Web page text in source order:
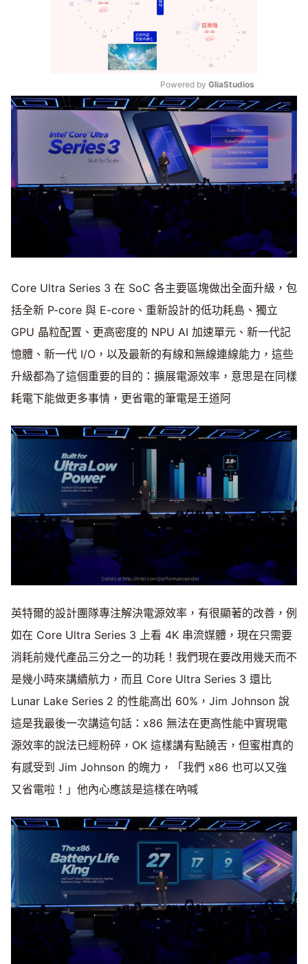
Mute
Powered by GliaStudios
Core Ultra Series 3 在 SoC 各主要區塊做出全面升級，包
括全新 P-core 與 E-core、重新設計的低功耗島、獨立
GPU 晶粒配置、更高密度的 NPU AI 加速單元、新一代記
憶體、新一代 I/O，以及最新的有線和無線連線能力，這些
升級都為了這個重要的目的：擴展電源效率，意思是在同樣
耗電下能做更多事情，更省電的筆電是王道阿
英特爾的設計團隊專注解決電源效率，有很顯著的改善，例
如在 Core Ultra Series 3 上看 4K 串流媒體，現在只需要
消耗前幾代產品三分之一的功耗！我們現在要改用幾天而不
是幾小時來講續航力，而且 Core Ultra Series 3 還比
Lunar Lake Series 2 的性能高出 60%，Jim Johnson 說
這是我最後一次講這句話：x86 無法在更高性能中實現電
源效率的說法已經粉碎，OK 這樣講有點饒舌，但蜜柑真的
有感受到 Jim Johnson 的魄力，「我們 x86 也可以又強
又省電啦！」他內心應該是這樣在吶喊